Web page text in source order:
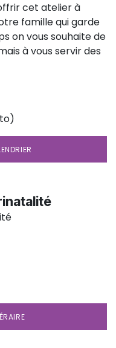
cet atelier à
famille qui garde
on vous souhaite de
à vous servir des
)